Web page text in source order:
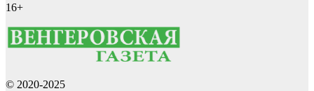
16+
© 2020-2025